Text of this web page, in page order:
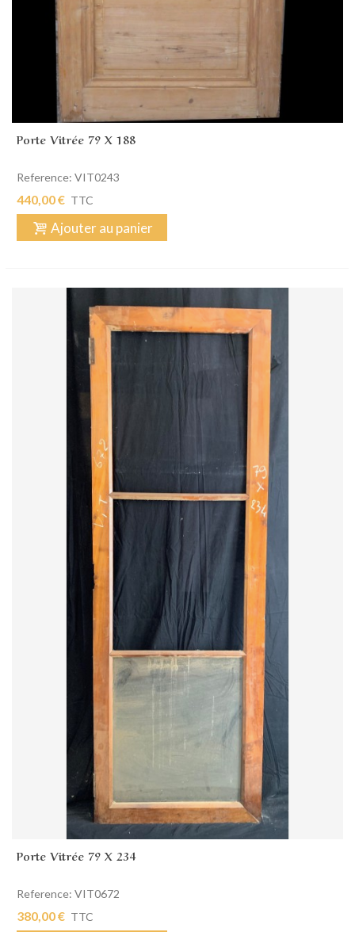
Porte Vitrée 79 X 188
Reference: VIT0243
440,00 € TTC
Ajouter au panier
Porte Vitrée 79 X 234
Reference: VIT0672
380,00 € TTC